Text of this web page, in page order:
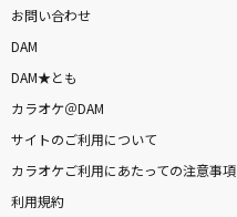
YOASOBI
見知らぬ糸
スピッツ
お問い合わせ
DAM
DAM★とも
カラオケ＠DAM
サイトのご利用について
カラオケご利用にあたっての注意事項
利用規約